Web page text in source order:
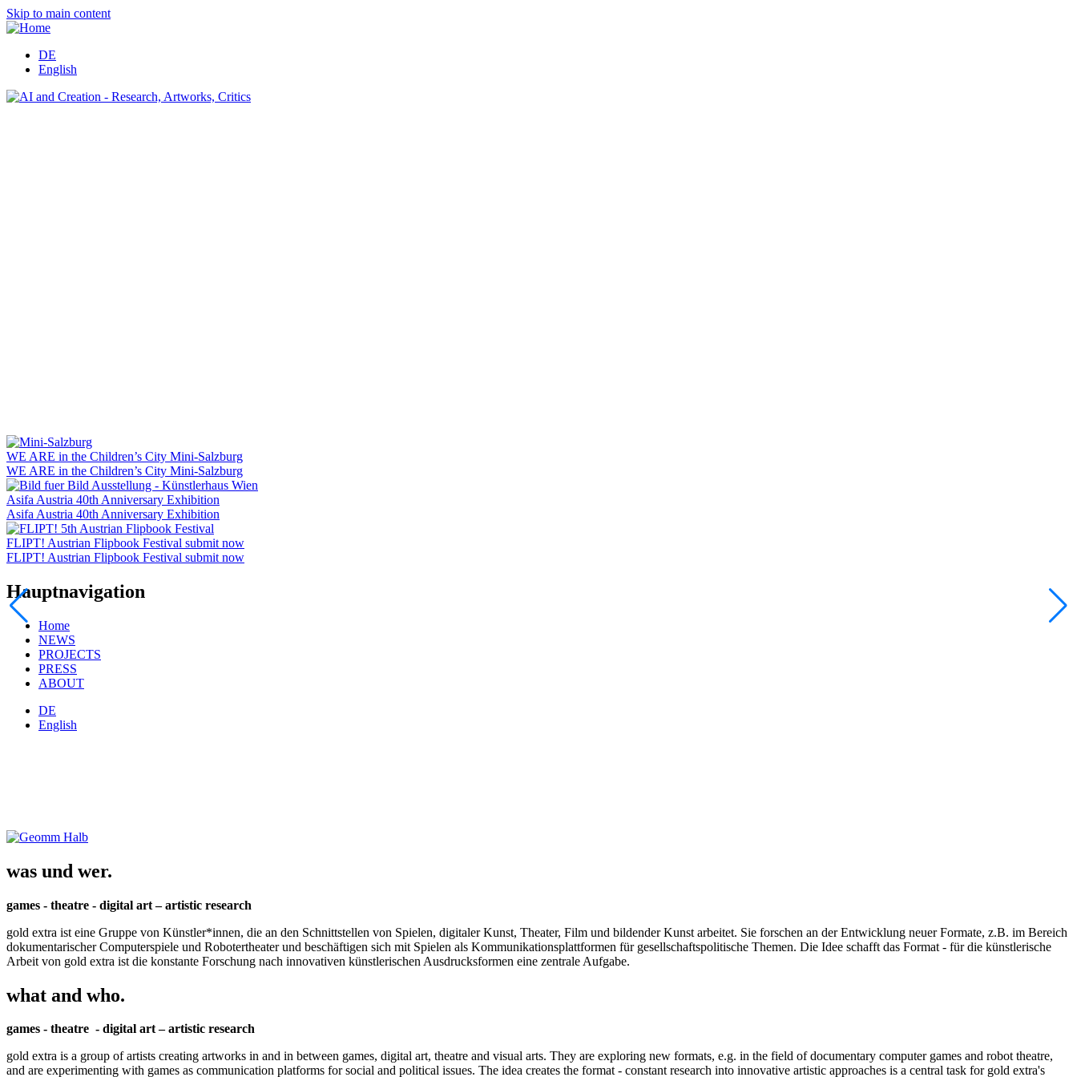
Skip to main content
DE
English
WE ARE in the Children’s City Mini-Salzburg
WE ARE in the Children’s City Mini-Salzburg
Asifa Austria 40th Anniversary Exhibition
Asifa Austria 40th Anniversary Exhibition
FLIPT! Austrian Flipbook Festival submit now
FLIPT! Austrian Flipbook Festival submit now
Hauptnavigation
Home
NEWS
PROJECTS
PRESS
ABOUT
DE
English
was und wer.
games - theatre - digital art – artistic research
gold extra ist eine Gruppe von Künstler*innen, die an den Schnittstellen von Spielen, digitaler Kunst, Theater, Film und bildender Kunst arbeitet. Sie forschen an der Entwicklung neuer Formate, z.B. im Bereich
dokumentarischer Computerspiele und Robotertheater und beschäftigen sich mit Spielen als Kommunikationsplattformen für gesellschaftspolitische Themen. Die Idee schafft das Format - für die künstlerische
Arbeit von gold extra ist die konstante Forschung nach innovativen künstlerischen Ausdrucksformen eine zentrale Aufgabe.
what and who.
games - theatre - digital art – artistic research
gold extra is a group of artists creating artworks in and in between games, digital art, theatre and visual arts. They are exploring new formats, e.g. in the field of documentary computer games and robot theatre,
and are experimenting with games as communication platforms for social and political issues. The idea creates the format - constant research into innovative artistic approaches is a central task for gold extra's